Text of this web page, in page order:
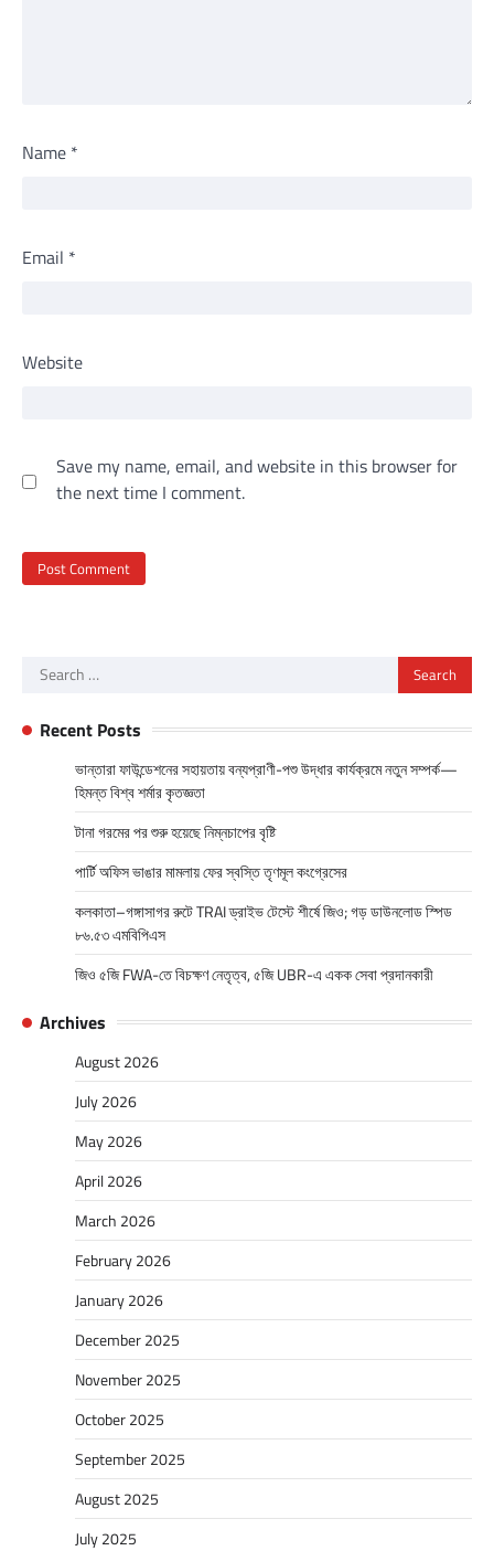
Name *
Email *
Website
Save my name, email, and website in this browser for
the next time I comment.
Search
Recent Posts
ভান্তারা ফাউন্ডেশনের সহায়তায় বন্যপ্রাণী-পশু উদ্ধার কার্যক্রমে নতুন সম্পর্ক—
হিমন্ত বিশ্ব শর্মার কৃতজ্ঞতা
টানা গরমের পর শুরু হয়েছে নিম্নচাপের বৃষ্টি
পার্টি অফিস ভাঙার মামলায় ফের স্বস্তি তৃণমূল কংগ্রেসের
কলকাতা–গঙ্গাসাগর রুটে TRAI ড্রাইভ টেস্টে শীর্ষে জিও; গড় ডাউনলোড স্পিড
৮৬.৫৩ এমবিপিএস
জিও ৫জি FWA-তে বিচক্ষণ নেতৃত্ব, ৫জি UBR-এ একক সেবা প্রদানকারী
Archives
August 2026
July 2026
May 2026
April 2026
March 2026
February 2026
January 2026
December 2025
November 2025
October 2025
September 2025
August 2025
July 2025